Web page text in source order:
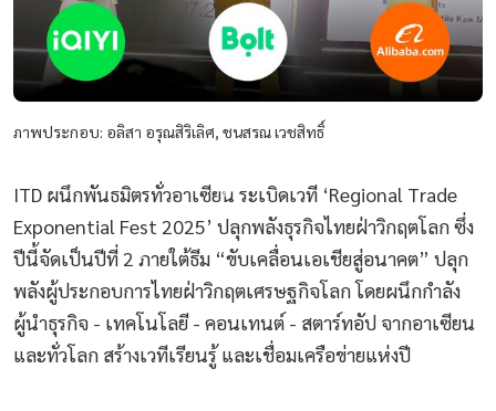
ภาพประกอบ: อลิสา อรุณสิริเลิศ, ชนสรณ เวชสิทธิ์
ITD ผนึกพันธมิตรทั่วอาเซียน ระเบิดเวที ‘Regional Trade
Exponential Fest 2025’ ปลุกพลังธุรกิจไทยฝ่าวิกฤตโลก ซึ่ง
ปีนี้จัดเป็นปีที่ 2 ภายใต้ธีม “ขับเคลื่อนเอเชียสู่อนาคต” ปลุก
พลังผู้ประกอบการไทยฝ่าวิกฤตเศรษฐกิจโลก โดยผนึกกำลัง
ผู้นำธุรกิจ - เทคโนโลยี - คอนเทนต์ - สตาร์ทอัป จากอาเซียน
และทั่วโลก สร้างเวทีเรียนรู้ และเชื่อมเครือข่ายแห่งปี